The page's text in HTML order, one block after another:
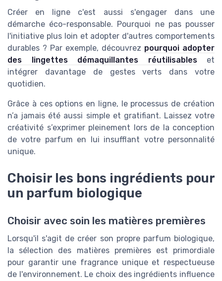
Créer en ligne c'est aussi s'engager dans une
démarche éco-responsable. Pourquoi ne pas pousser
l'initiative plus loin et adopter d'autres comportements
durables ? Par exemple, découvrez pourquoi adopter
des lingettes démaquillantes réutilisableset
intégrer davantage de gestes verts dans votre
quotidien.
Grâce à ces options en ligne, le processus de création
n’a jamais été aussi simple et gratifiant. Laissez votre
créativité s’exprimer pleinement lors de la conception
de votre parfum en lui insufflant votre personnalité
unique.
Choisir les bons ingrédients pour
un parfum biologique
Choisir avec soin les matières premières
Lorsqu'il s'agit de créer son propre parfum biologique,
la sélection des matières premières est primordiale
pour garantir une fragrance unique et respectueuse
de l'environnement. Le choix des ingrédients influence